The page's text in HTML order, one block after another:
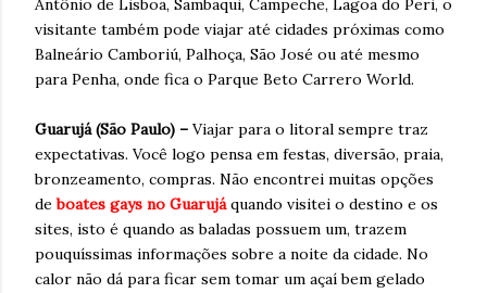
Antônio de Lisboa, Sambaqui, Campeche, Lagoa do Peri, o
visitante também pode viajar até cidades próximas como
Balneário Camboriú, Palhoça, São José ou até mesmo
para Penha, onde fica o Parque Beto Carrero World.
Guarujá (São Paulo) – Viajar para o litoral sempre traz
expectativas. Você logo pensa em festas, diversão, praia,
bronzeamento, compras. Não encontrei muitas opções
deboates gays no Guarujáquando visitei o destino e os
sites, isto é quando as baladas possuem um, trazem
pouquíssimas informações sobre a noite da cidade. No
calor não dá para ficar sem tomar um açaí bem gelado